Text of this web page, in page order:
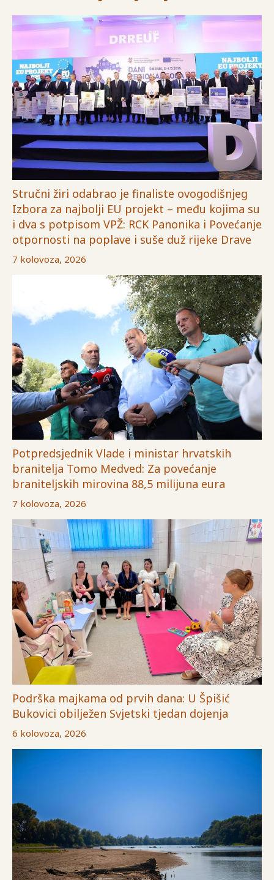
Stručni žiri odabrao je finaliste ovogodišnjeg
Izbora za najbolji EU projekt – među kojima su
i dva s potpisom VPŽ: RCK Panonika i Povećanje
otpornosti na poplave i suše duž rijeke Drave
7 kolovoza, 2026
Potpredsjednik Vlade i ministar hrvatskih
branitelja Tomo Medved: Za povećanje
braniteljskih mirovina 88,5 milijuna eura
7 kolovoza, 2026
Podrška majkama od prvih dana: U Špišić
Bukovici obilježen Svjetski tjedan dojenja
6 kolovoza, 2026